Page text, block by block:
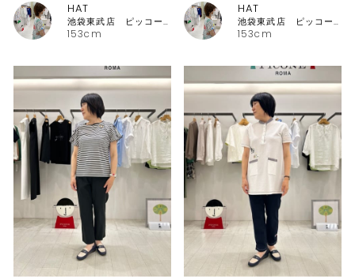
153cm
HAT
池袋東武店 ピッコーネ・ピッコーネクラブ
153cm
HAT
池袋東武店 ピッコーネ・ピッコーネクラブ